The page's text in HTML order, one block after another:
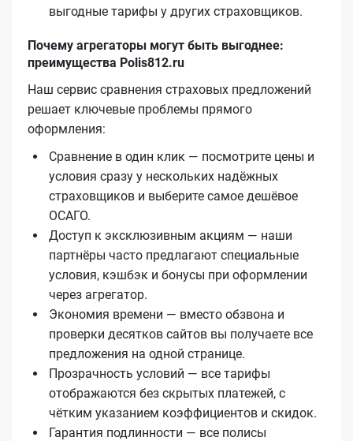
выгодные тарифы у других страховщиков.
Почему агрегаторы могут быть выгоднее:
преимущества Polis812.ru
Наш сервис сравнения страховых предложений
решает ключевые проблемы прямого
оформления:
Сравнение в один клик — посмотрите цены и
условия сразу у нескольких надёжных
страховщиков и выберите самое дешёвое
ОСАГО.
Доступ к эксклюзивным акциям — наши
партнёры часто предлагают специальные
условия, кэшбэк и бонусы при оформлении
через агрегатор.
Экономия времени — вместо обзвона и
проверки десятков сайтов вы получаете все
предложения на одной странице.
Прозрачность условий — все тарифы
отображаются без скрытых платежей, с
чётким указанием коэффициентов и скидок.
Гарантия подлинности — все полисы